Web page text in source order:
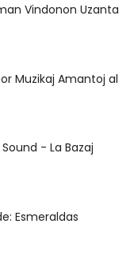
Vindonon Uzanta
Muzikaj Amantoj al
- La Bazaj
Esmeraldas